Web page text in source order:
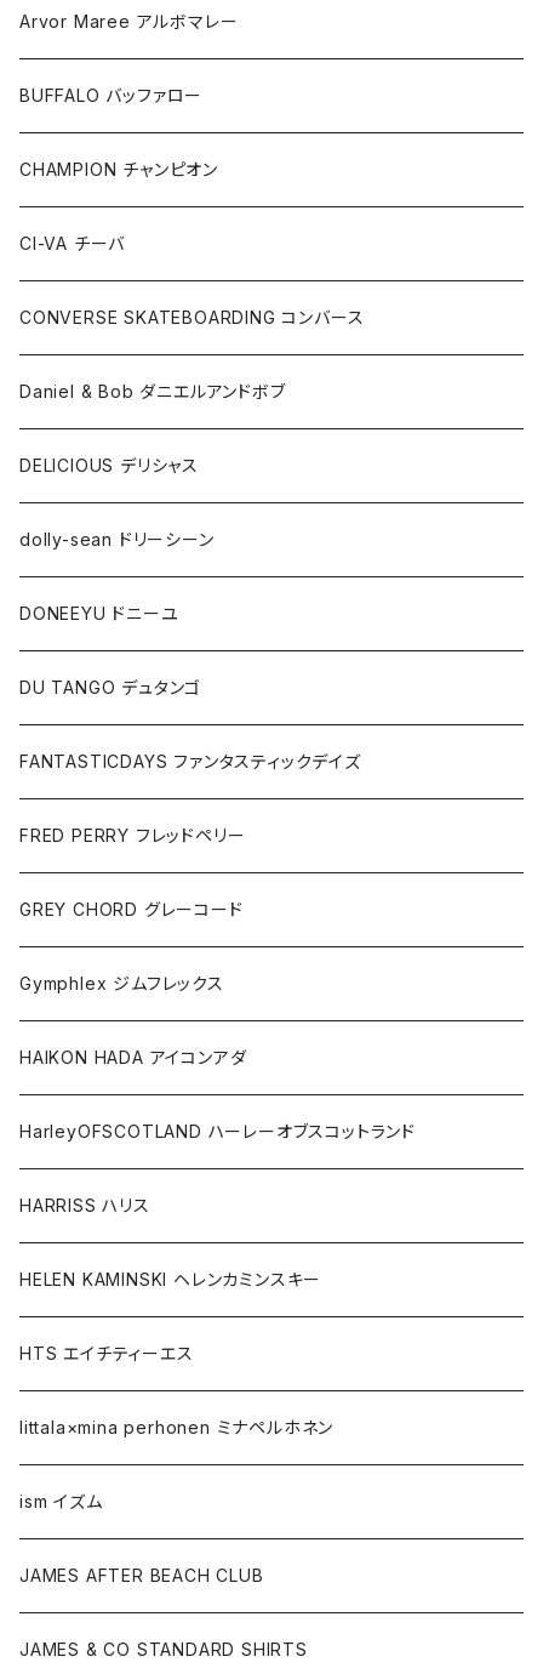
Arvor Maree アルボマレー
BUFFALO バッファロー
CHAMPION チャンピオン
CI-VA チーバ
CONVERSE SKATEBOARDING コンバース
Daniel & Bob ダニエルアンドボブ
DELICIOUS デリシャス
dolly-sean ドリーシーン
DONEEYU ドニーユ
DU TANGO デュタンゴ
FANTASTICDAYS ファンタスティックデイズ
FRED PERRY フレッドペリー
GREY CHORD グレーコード
Gymphlex ジムフレックス
HAIKON HADA アイコンアダ
HarleyOFSCOTLAND ハーレーオブスコットランド
HARRISS ハリス
HELEN KAMINSKI ヘレンカミンスキー
HTS エイチティーエス
Iittala×mina perhonen ミナペルホネン
ism イズム
JAMES AFTER BEACH CLUB
JAMES & CO STANDARD SHIRTS